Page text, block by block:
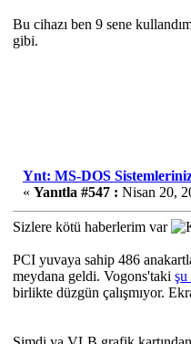
Bu cihazı ben 9 sene
gibi.
Ynt: MS-DOS
« Yanıtla #547 : Nisan 20,
Sizlere kötü haberlerim var
PCI yuvaya sahip 486
meydana geldi. Vogons'taki şu
birlikte düzgün çalışmıyor.